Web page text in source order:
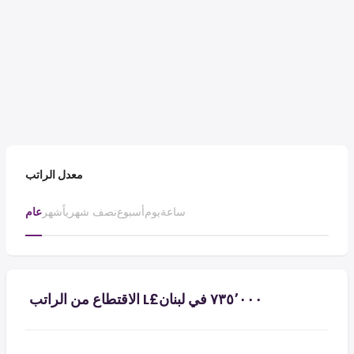
معدل الراتب
عام شهرنصف شهرياًأسبوعيومساعة